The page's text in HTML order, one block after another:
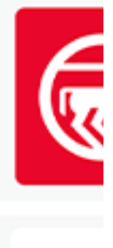
od dziś
-10% od 150 zł lub -15% od 200 zł